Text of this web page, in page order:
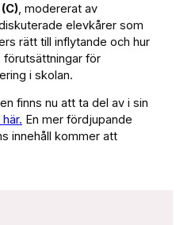
, modererat av
elevkårer som
rätt till inflytande och hur
förutsättningar för
i skolan.
finns nu att ta del av i sin
En mer fördjupande
innehåll kommer att